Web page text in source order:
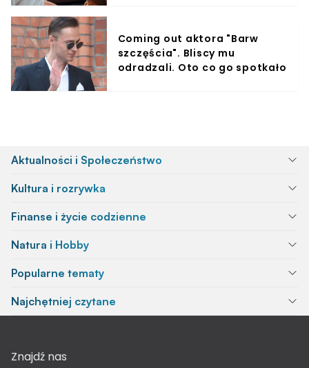
Coming out aktora "Barw
szczęścia". Bliscy mu
odradzali. Oto co go spotkało
Aktualności i Społeczeństwo
Kultura i rozrywka
Finanse i życie codzienne
Natura i Hobby
Popularne tematy
Najchętniej czytane
Znajdź nas